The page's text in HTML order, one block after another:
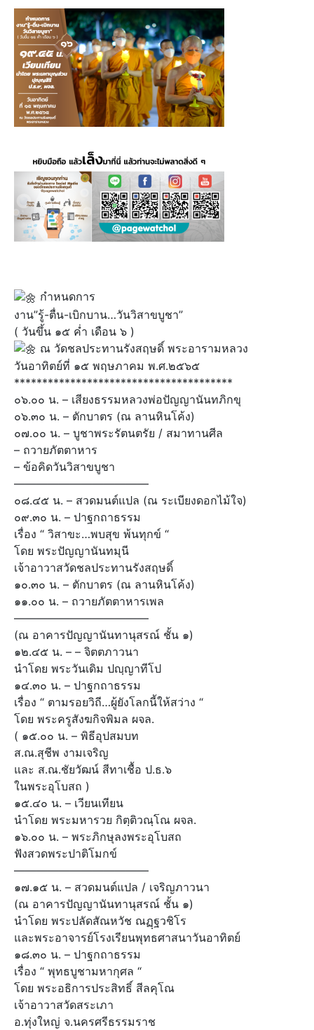
กำหนดการ
งาน”รู้-ตื่น-เบิกบาน…วันวิสาขบูชา”
( วันขึ้น ๑๕ ค่ำ เดือน ๖ )
ณ วัดชลประทานรังสฤษดิ์ พระอารามหลวง
วันอาทิตย์ที่ ๑๕ พฤษภาคม พ.ศ.๒๕๖๕
***************************************
๐๖.๐๐ น. – เสียงธรรมหลวงพ่อปัญญานันทภิกขุ
๐๖.๓๐ น. – ตักบาตร (ณ ลานหินโค้ง)
๐๗.๐๐ น. – บูชาพระรัตนตรัย / สมาทานศีล
– ถวายภัตตาหาร
– ข้อคิดวันวิสาขบูชา
————————————
๐๘.๔๕ น. – สวดมนต์แปล (ณ ระเบียงดอกไม้ใจ)
๐๙.๓๐ น. – ปาฐกถาธรรม
เรื่อง “ วิสาขะ…พบสุข พ้นทุกข์ “
โดย พระปัญญานันทมุนี
เจ้าอาวาสวัดชลประทานรังสฤษดิ์
๑๐.๓๐ น. – ตักบาตร (ณ ลานหินโค้ง)
๑๑.๐๐ น. – ถวายภัตตาหารเพล
————————————
(ณ อาคารปัญญานันทานุสรณ์ ชั้น ๑)
๑๒.๔๕ น. – – จิตตภาวนา
นำโดย พระวันเดิม ปญฺญาทีโป
๑๔.๓๐ น. – ปาฐกถาธรรม
เรื่อง “ ตามรอยวิถี…ผู้ยังโลกนี้ให้สว่าง “
โดย พระครูสังฆกิจพิมล ผจล.
( ๑๕.๐๐ น. – พิธีอุปสมบท
ส.ณ.สุชีพ งามเจริญ
และ ส.ณ.ชัยวัฒน์ สีทาเชื้อ ป.ธ.๖
ในพระอุโบสถ )
๑๕.๔๐ น. – เวียนเทียน
นำโดย พระมหารวย กิตฺติวณฺโณ ผจล.
๑๖.๐๐ น. – พระภิกษุลงพระอุโบสถ
ฟังสวดพระปาติโมกข์
————————————
๑๗.๑๕ น. – สวดมนต์แปล / เจริญภาวนา
(ณ อาคารปัญญานันทานุสรณ์ ชั้น ๑)
นำโดย พระปลัดสัณหวัช ณฏฺฐวชิโร
และพระอาจารย์โรงเรียนพุทธศาสนาวันอาทิตย์
๑๘.๓๐ น. – ปาฐกถาธรรม
เรื่อง “ พุทธบูชามหากุศล “
โดย พระอธิการประสิทธิ์ สีลคุโณ
เจ้าอาวาสวัดสระเภา
อ.ทุ่งใหญ่ จ.นครศรีธรรมราช